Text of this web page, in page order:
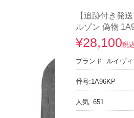
【追跡付き発
ルゾン 偽物
¥28,100税
ブランド: ルイヴ
番号:1A96KP
人気: 651